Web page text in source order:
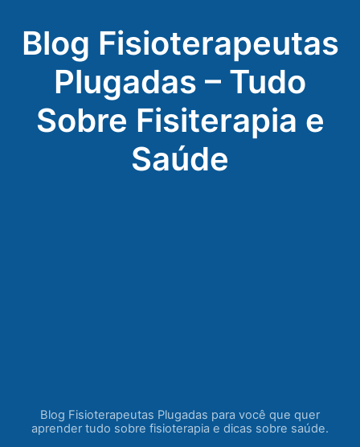
Blog Fisioterapeutas
Plugadas – Tudo
Sobre Fisiterapia e
Saúde
Blog Fisioterapeutas Plugadas para você que quer
aprender tudo sobre fisioterapia e dicas sobre saúde.